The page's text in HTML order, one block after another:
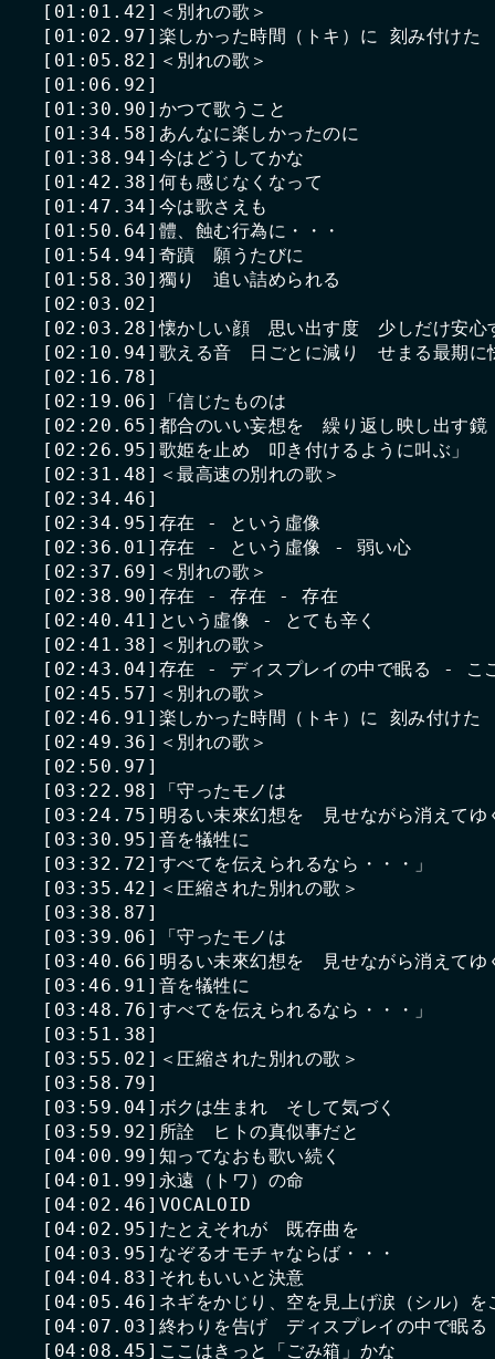
[01:01.42]＜別れの歌＞
[01:02.97]楽しかった時間（トキ）に 刻み
[01:05.82]＜別れの歌＞
[01:06.92]
[01:30.90]かつて歌うこと
[01:34.58]あんなに楽しかったのに
[01:38.94]今はどうしてかな
[01:42.38]何も感じなくなって
[01:47.34]今は歌さえも
[01:50.64]體、蝕む行為に・・・
[01:54.94]奇蹟　願うたびに
[01:58.30]獨り　追い詰められる
[02:03.02]
[02:03.28]懐かしい顔　思い出す度　少しだけ安心
[02:10.94]歌える音　日ごとに減り　せまる最期に
[02:16.78]
[02:19.06]「信じたものは
[02:20.65]都合のいい妄想を　繰り返し映し出す鏡
[02:26.95]歌姫を止め　叩き付けるように叫ぶ」
[02:31.48]＜最高速の別れの歌＞
[02:34.46]
[02:34.95]存在 - という虛像
[02:36.01]存在 - という虛像 - 弱い心
[02:37.69]＜別れの歌＞
[02:38.90]存在 - 存在 - 存在
[02:40.41]という虛像 - とても辛く
[02:41.38]＜別れの歌＞
[02:43.04]存在 - ディスプレイの中で眠る - ここ
[02:45.57]＜別れの歌＞
[02:46.91]楽しかった時間（トキ）に 刻み
[02:49.36]＜別れの歌＞
[02:50.97]
[03:22.98]「守ったモノは
[03:24.75]明るい未來幻想を　見せながら消えてゆ
[03:30.95]音を犠牲に
[03:32.72]すべてを伝えられるなら・・・」
[03:35.42]＜圧縮された別れの歌＞
[03:38.87]
[03:39.06]「守ったモノは
[03:40.66]明るい未來幻想を　見せながら消えてゆ
[03:46.91]音を犠牲に
[03:48.76]すべてを伝えられるなら・・・」
[03:51.38]
[03:55.02]＜圧縮された別れの歌＞
[03:58.79]
[03:59.04]ボクは生まれ　そして気づく
[03:59.92]所詮　ヒトの真似事だと
[04:00.99]知ってなおも歌い続く
[04:01.99]永遠（トワ）の命
[04:02.46]VOCALOID
[04:02.95]たとえそれが　既存曲を
[04:03.95]なぞるオモチャならば・・・
[04:04.83]それもいいと決意
[04:05.46]ネギをかじり、空を見上げ涙（シル）を
[04:07.03]終わりを告げ　ディスプレイの中で眠る
[04:08.45]ここはきっと「ごみ箱」かな